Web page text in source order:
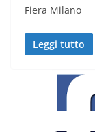
Fiera Milano
Leggi tutto